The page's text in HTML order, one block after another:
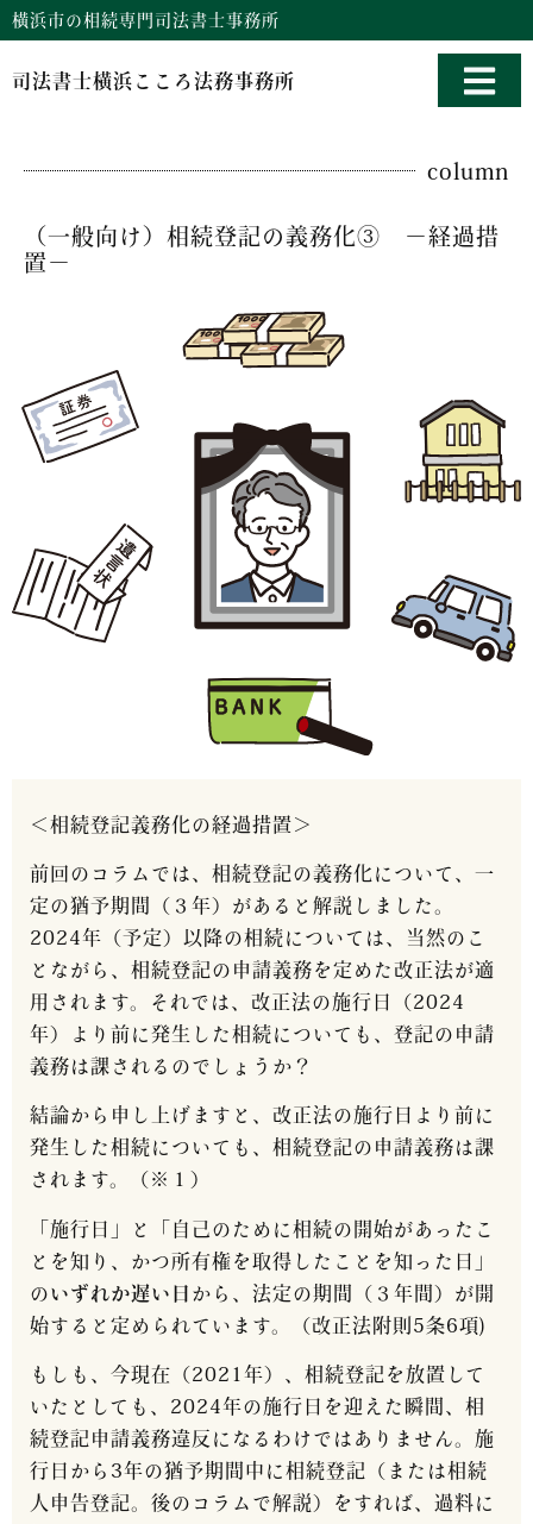
横浜市の相続専門司法書士事務所
司法書士横浜こころ法務事務所
column
（一般向け）相続登記の義務化③ －経過措
置－
＜相続登記義務化の経過措置＞
前回のコラムでは、相続登記の義務化について、一
定の猶予期間（３年）があると解説しました。
2024年（予定）以降の相続については、当然のこ
とながら、相続登記の申請義務を定めた改正法が適
用されます。それでは、改正法の施行日（2024
年）より前に発生した相続についても、登記の申請
義務は課されるのでしょうか？
結論から申し上げますと、改正法の施行日より前に
発生した相続についても、相続登記の申請義務は課
されます。（※１）
「施行日」と「自己のために相続の開始があったこ
とを知り、かつ所有権を取得したことを知った日」
のいずれか遅い日 から、法定の期間（３年間）が開
始すると定められています。（改正法附則5条6項)
もしも、今現在（2021年）、相続登記を放置して
いたとしても、2024年の施行日を迎えた瞬間、相
続登記申請義務違反になるわけではありません。施
行日から3年の猶予期間中に相続登記（または相続
人申告登記。後のコラムで解説）をすれば、過料に